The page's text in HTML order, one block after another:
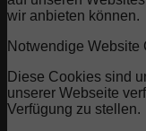
wir anbieten können.
Notwendige Website
Diese Cookies sind
unserer Webseite
Verfügung zu stellen.